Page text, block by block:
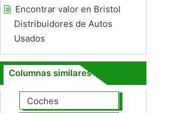
Encontrar valor en Bristol
Distribuidores de Autos
Usados ​​
Columnas similares
Coches